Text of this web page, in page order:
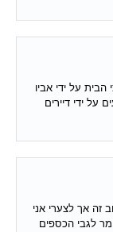
על ידי אביו
על ידי דיירים
זה אך לצערי אני
לגבי הכספים